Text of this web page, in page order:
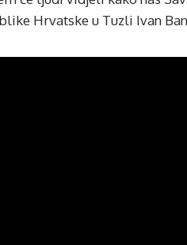
Hrvatske u Tuzli Ivan